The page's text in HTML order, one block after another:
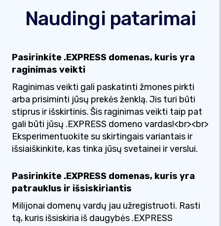
Naudingi patarimai
Pasirinkite .EXPRESS domenas, kuris yra
raginimas veikti
Raginimas veikti gali paskatinti žmones pirkti
arba prisiminti jūsų prekės ženklą. Jis turi būti
stiprus ir išskirtinis. Šis raginimas veikti taip pat
gali būti jūsų .EXPRESS domeno vardas!<br><br>
Eksperimentuokite su skirtingais variantais ir
išsiaiškinkite, kas tinka jūsų svetainei ir verslui.
Pasirinkite .EXPRESS domenas, kuris yra
patrauklus ir išsiskiriantis
Milijonai domenų vardų jau užregistruoti. Rasti
tą, kuris išsiskiria iš daugybės .EXPRESS